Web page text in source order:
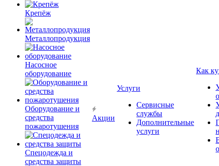
Крепёж
Металлопродукция
Насосное
оборудование
Оборудование и
средства
пожаротушения
Спецодежда и
средства защиты
Акции
Услуги
Сервисные
службы
Дополнительные
услуги
Как